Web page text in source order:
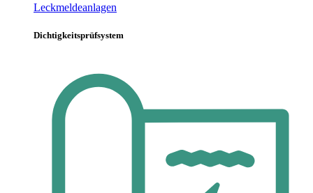
Leckmeldeanlagen
Dichtigkeitsprüfsystem